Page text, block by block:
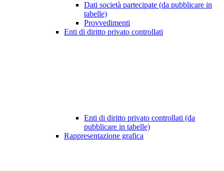
Dati società partecipate (da pubblicare in
tabelle)
Provvedimenti
Enti di diritto privato controllati
Enti di diritto privato controllati (da
pubblicare in tabelle)
Rappresentazione grafica